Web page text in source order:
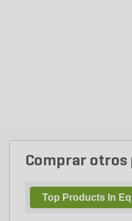
Comprar
Top Products In